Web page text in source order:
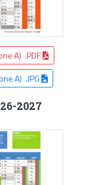
A) .PDF
A) .JPG
2027